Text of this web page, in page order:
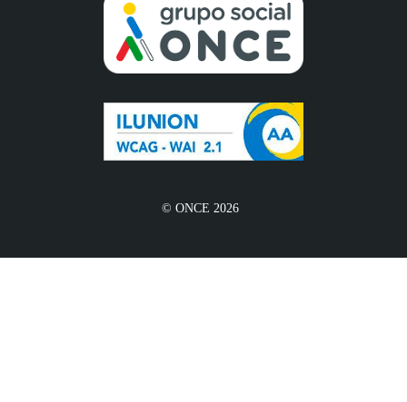
© ONCE 2026